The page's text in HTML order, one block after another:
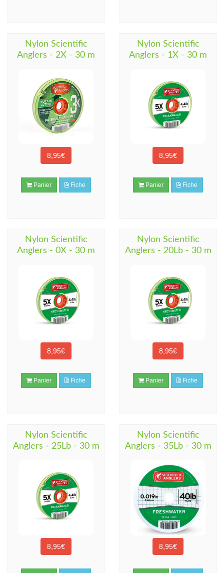
Nylon Scientific
Anglers - 2X - 30 m
8,95€
Panier Fiche
Nylon Scientific
Anglers - 1X - 30 m
8,95€
Panier Fiche
Nylon Scientific
Anglers - 0X - 30 m
8,95€
Panier Fiche
Nylon Scientific
Anglers - 20Lb - 30 m
8,95€
Panier Fiche
Nylon Scientific
Anglers - 25Lb - 30 m
8,95€
Nylon Scientific
Anglers - 35Lb - 30 m
8,95€